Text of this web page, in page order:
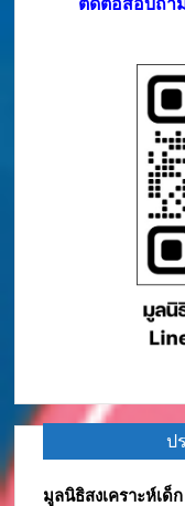
ป
มูลนิธิสงเคราะห์เด็